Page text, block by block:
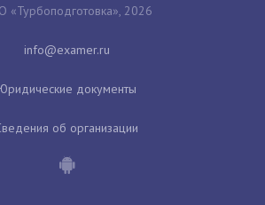
«Турбоподготовка», 2026
документы
об организации